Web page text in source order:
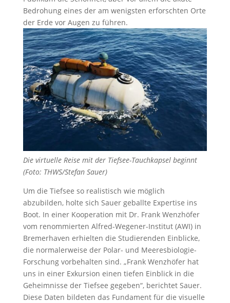
Bedrohung eines der am wenigsten erforschten Orte
der Erde vor Augen zu führen.
Die virtuelle Reise mit der Tiefsee-Tauchkapsel beginnt
(Foto: THWS/Stefan Sauer)
Um die Tiefsee so realistisch wie möglich
abzubilden, holte sich Sauer geballte Expertise ins
Boot. In einer Kooperation mit Dr. Frank Wenzhöfer
vom renommierten Alfred-Wegener-Institut (AWI) in
Bremerhaven erhielten die Studierenden Einblicke,
die normalerweise der Polar- und Meeresbiologie-
Forschung vorbehalten sind. „Frank Wenzhöfer hat
uns in einer Exkursion einen tiefen Einblick in die
Geheimnisse der Tiefsee gegeben“, berichtet Sauer.
Diese Daten bildeten das Fundament für die visuelle